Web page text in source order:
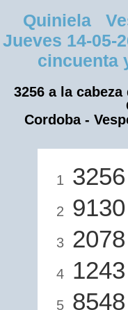
Quiniela
Jueves 14-05-
cincuenta
3256 a la
Cordoba -
1 3256
2 9130
3 2078
4 1243
5 8548